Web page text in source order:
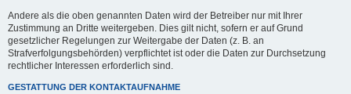
Andere als die oben genannten Daten wird der Betreiber nur mit Ihrer
Zustimmung an Dritte weitergeben. Dies gilt nicht, sofern er auf Grund
gesetzlicher Regelungen zur Weitergabe der Daten (z. B. an
Strafverfolgungsbehörden) verpflichtet ist oder die Daten zur Durchsetzung
rechtlicher Interessen erforderlich sind.
GESTATTUNG DER KONTAKTAUFNAHME